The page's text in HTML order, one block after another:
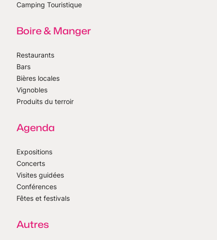
Camping Touristique
Boire & Manger
Restaurants
Bars
Bières locales
Vignobles
Produits du terroir
Agenda
Expositions
Concerts
Visites guidées
Conférences
Fêtes et festivals
Autres